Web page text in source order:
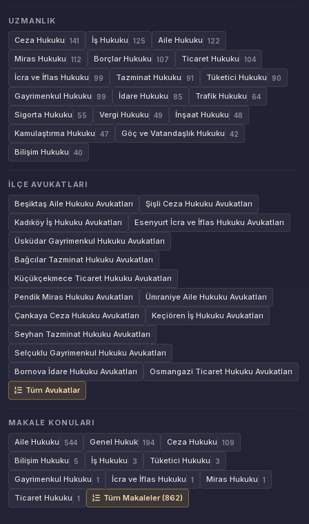
UZMANLIK
Ceza Hukuku
141 İş Hukuku 125 Aile Hukuku 122
Miras Hukuku 112 Borçlar Hukuku 107 Ticaret Hukuku 104
İcra ve İflas Hukuku 99 Tazminat Hukuku 91 Tüketici Hukuku 90
Gayrimenkul Hukuku 89 İdare Hukuku 85 Trafik Hukuku 64
Sigorta Hukuku 55 Vergi Hukuku 49 İnşaat Hukuku 48
Kamulaştırma Hukuku 47 Göç ve Vatandaşlık Hukuku 42
Bilişim Hukuku 40
İLÇE AVUKATLARI
Beşiktaş Aile Hukuku Avukatları
Şişli Ceza Hukuku Avukatları
Kadıköy İş Hukuku Avukatları
Esenyurt İcra ve İflas Hukuku Avukatları
Üsküdar Gayrimenkul Hukuku Avukatları
Bağcılar Tazminat Hukuku Avukatları
Küçükçekmece Ticaret Hukuku Avukatları
Pendik Miras Hukuku Avukatları
Ümraniye Aile Hukuku Avukatları
Çankaya Ceza Hukuku Avukatları
Keçiören İş Hukuku Avukatları
Seyhan Tazminat Hukuku Avukatları
Selçuklu Gayrimenkul Hukuku Avukatları
Bornova İdare Hukuku Avukatları
Osmangazi Ticaret Hukuku Avukatları
Tüm Avukatlar
MAKALE KONULARI
Aile Hukuku
544 Genel Hukuk 194 Ceza Hukuku 109
Bilişim Hukuku 5 İş Hukuku 3 Tüketici Hukuku 3
Gayrimenkul Hukuku 1 İcra ve İflas Hukuku 1 Miras Hukuku 1
Ticaret Hukuku 1 Tüm Makaleler (862)